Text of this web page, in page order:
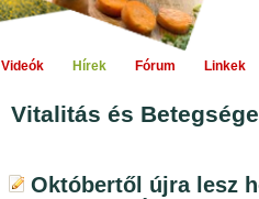
Videók Hírek Fórum Linkek
Vitalitás és
Októbertől újra lesz